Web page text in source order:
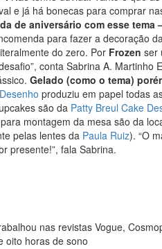
e já há bonecas para comprar
de aniversário com esse tema
para fazer a decoração
do zero. Por Frozen ser
conta Sabrina A. Martinho
Gelado (como o tema)
produziu em papel todas
são da Patty Breul Cake
montagem da mesa são da
pelas lentes da Paula Ruiz). “O
presente!”, fala Sabrina.
nas revistas Vogue,
oito horas de sono